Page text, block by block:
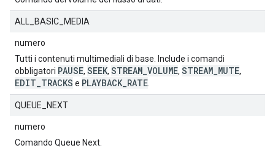
ALL_BASIC_MEDIA
numero
Tutti i contenuti multimediali di base. Include i comandi
obbligatori PAUSE, SEEK, STREAM_VOLUME, STREAM_MUTE,
EDIT_TRACKS e PLAYBACK_RATE
QUEUE_NEXT
numero
Comando Queue Next.